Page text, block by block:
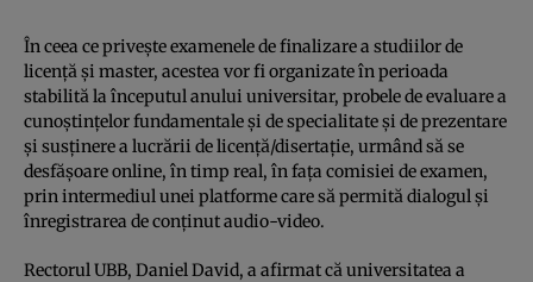
În ceea ce priveşte examenele de finalizare a studiilor de
licenţă şi master, acestea vor fi organizate în perioada
stabilită la începutul anului universitar, probele de evaluare a
cunoştinţelor fundamentale şi de specialitate şi de prezentare
şi susţinere a lucrării de licenţă/disertaţie, urmând să se
desfăşoare online, în timp real, în faţa comisiei de examen,
prin intermediul unei platforme care să permită dialogul şi
înregistrarea de conţinut audio-video.
Rectorul UBB, Daniel David, a afirmat că universitatea a